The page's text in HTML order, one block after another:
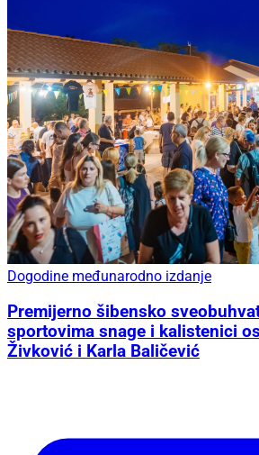
Dogodine međunarodno izdanje
Premijerno šibensko
sportovima snage i kalistenici
Živković i Karla Baličević